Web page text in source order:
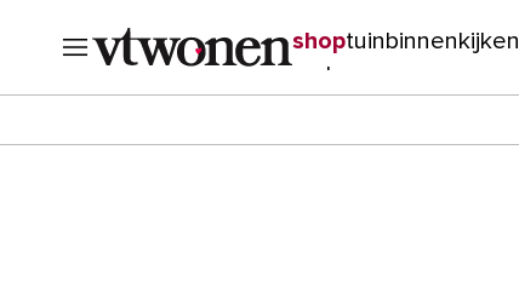
shoptuin binnenkijken
verbouwen